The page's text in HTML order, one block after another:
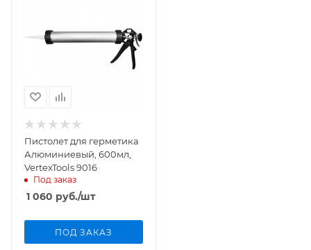
Пистолет для герметика
Алюминиевый, 600мл,
VertexTools 9016
Под заказ
1 060 руб./шт
ПОД ЗАКАЗ